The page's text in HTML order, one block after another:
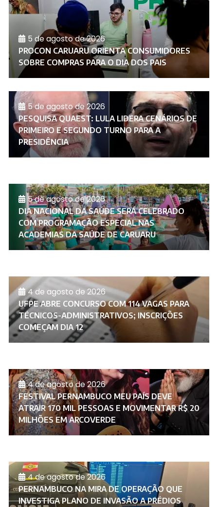
5 de agosto de 2026
PROCON CARUARU ORIENTA CONSUMIDORES
SOBRE COMPRAS PARA O DIA DOS PAIS
5 de agosto de 2026
PESQUISA QUAEST: LULA LIDERA CENÁRIOS DE
PRIMEIRO E SEGUNDO TURNO PARA A
PRESIDÊNCIA
5 de agosto de 2026
DIA NACIONAL DA SAÚDE SERÁ CELEBRADO
COM PROGRAMAÇÃO ESPECIAL NAS
ACADEMIAS DA SAÚDE DE CARUARU
4 de agosto de 2026
UFPE ABRE CONCURSO COM 114 VAGAS PARA
TÉCNICOS-ADMINISTRATIVOS; INSCRIÇÕES
COMEÇAM DIA 12
4 de agosto de 2026
FESTIVAL PERNAMBUCO MEU PAÍS DEVE
ATRAIR 170 MIL PESSOAS E MOVIMENTAR R$ 20
MILHÕES EM ARCOVERDE
4 de agosto de 2026
PERNAMBUCO NA MIRA DE OPERAÇÃO QUE
INVESTIGA PLANO DE INVASÃO A PRÉDIOS